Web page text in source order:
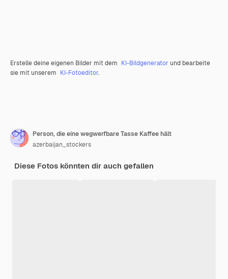
Erstelle deine eigenen Bilder mit dem KI-Bildgenerator und bearbeite
sie mit unserem KI-Fotoeditor.
Person, die eine wegwerfbare Tasse Kaffee hält
azerbaijan_stockers
Diese Fotos könnten dir auch gefallen